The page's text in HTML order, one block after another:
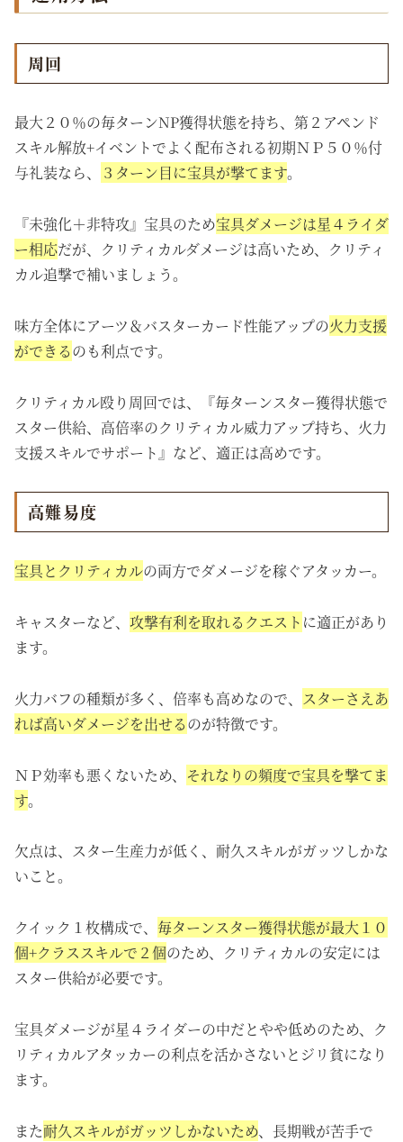
周回
最大２０％の毎ターンNP獲得状態を持ち、第２アペンド
スキル解放+イベントでよく配布される初期ＮＰ５０％付
与礼装なら、
３ターン目に宝具が撃てます。
『未強化＋非特攻』宝具のため宝具ダメージは星４ライダ
ー相応だが、クリティカルダメージは高いため、クリティ
カル追撃で補いましょう。
味方全体にアーツ＆バスターカード性能アップの火力支援
ができるのも利点です。
クリティカル殴り周回では、『毎ターンスター獲得状態で
スター供給、高倍率のクリティカル威力アップ持ち、火力
支援スキルでサポート』など、適正は高めです。
高難易度
宝具とクリティカルの両方でダメージを稼ぐアタッカー。
キャスターなど、 攻撃有利を取れるクエスト に適正があり
ます。
火力バフの種類が多く、倍率も高めなので、 スターさえあ
れば高いダメージを出せるのが特徴です。
ＮＰ効率も悪くないため、 それなりの頻度で宝具を撃てま
す。
欠点は、スター生産力が低く、耐久スキルがガッツしかな
いこと。
クイック１枚構成で、 毎ターンスター獲得状態が最大１０
個+クラススキルで２個のため、クリティカルの安定には
スター供給が必要です。
宝具ダメージが星４ライダーの中だとやや低めのため、ク
リティカルアタッカーの利点を活かさないとジリ貧になり
ます。
また耐久スキルがガッツしかないため、長期戦が苦手で